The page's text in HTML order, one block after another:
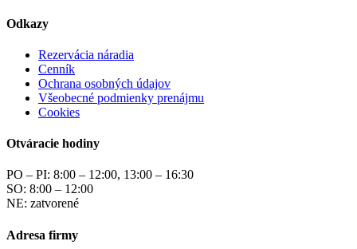
Odkazy
Rezervácia náradia
Cenník
Ochrana osobných údajov
Všeobecné podmienky prenájmu
Cookies
Otváracie hodiny
PO – PI: 8:00 – 12:00, 13:00 – 16:30
SO: 8:00 – 12:00
NE: zatvorené
Adresa firmy